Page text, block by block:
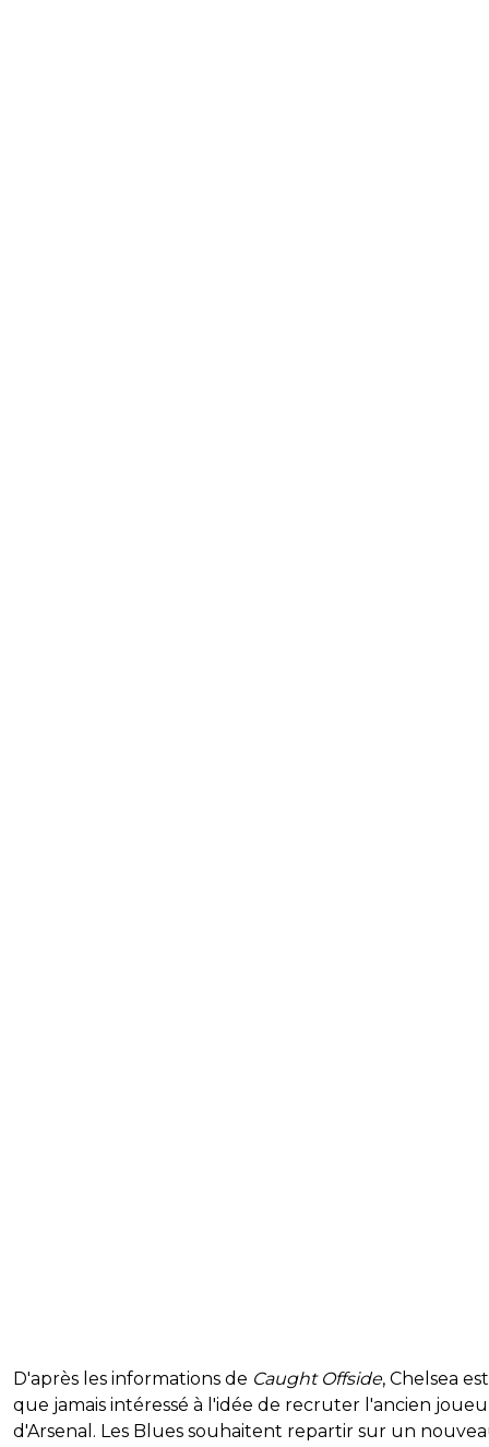
D'après les informations de Caught Offside, Chelsea
que jamais intéressé à l'idée de recruter l'ancien
d'Arsenal. Les Blues souhaitent repartir sur un